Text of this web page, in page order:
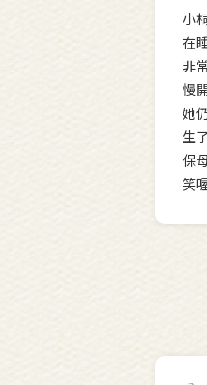
小
在
非
慢
她
生
保
笑